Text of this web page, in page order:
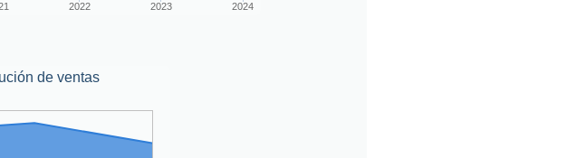
2022 2023 2024
de ventas